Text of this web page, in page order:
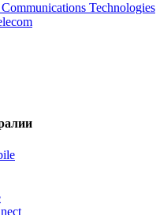
Technologies